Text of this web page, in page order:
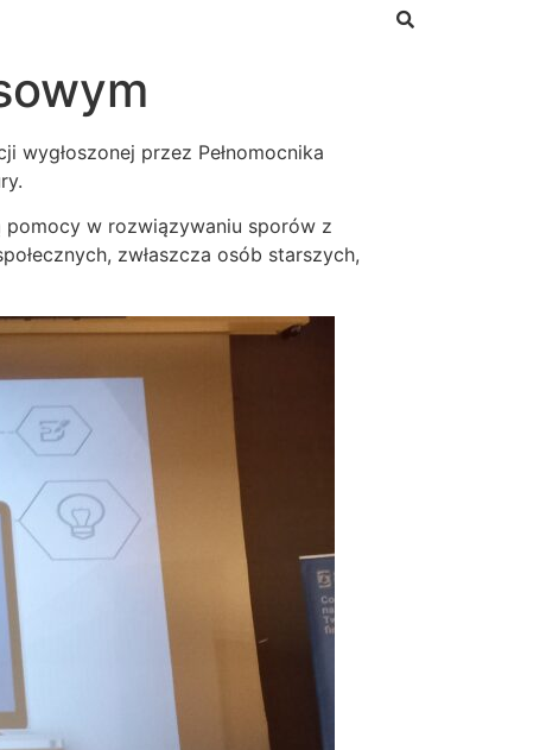
wygłoszonej przez Pełnomocnika
w rozwiązywaniu sporów z
zwłaszcza osób starszych,